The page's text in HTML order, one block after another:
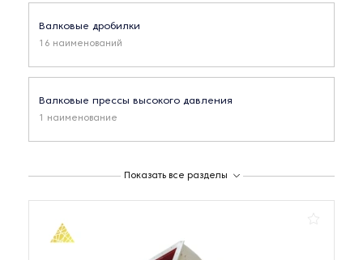
Валковые дробилки
16 наименований
Валковые прессы высокого давления
1 наименование
Вертикально-ударные дробилки
Вертикальные дробилки
Показать все разделы